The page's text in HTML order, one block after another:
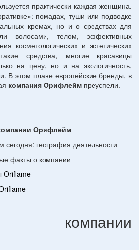
практически каждая женщина.
помадах, туши или подводке
кремах, но и о средствах для
волосами, телом, эффективных
косметологических и эстетических
средства, многие красавицы
на цену, но и на экологичность,
В этом плане европейские бренды, в
компания Орифлейм преуспели.
Орифлейм
география деятельности
факты о компании
Oriflame
компании